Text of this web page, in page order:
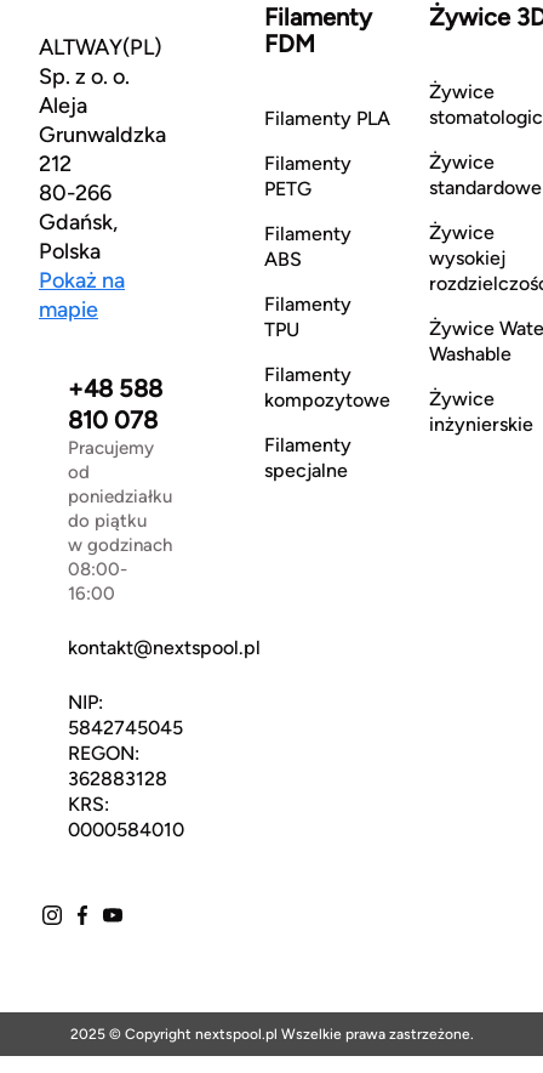
ALTWAY(PL)
Sp. z o. o.
Aleja
Grunwaldzka
212
80-266
Gdańsk,
Polska
Pokaż na
mapie
+48 588
810 078
Pracujemy
od
poniedziałku
do piątku
w godzinach
08:00-
16:00
kontakt@nextspool.pl
NIP:
5842745045
REGON:
362883128
KRS:
0000584010
Filamenty
FDM
Filamenty PLA
Filamenty
PETG
Filamenty
ABS
Filamenty
TPU
Filamenty
kompozytowe
Filamenty
specjalne
Żywice
Żywice
Żywice
standardowe
Żywice
wysokiej
Żywice
Washable
Żywice
inżynierskie